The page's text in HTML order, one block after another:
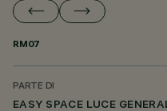
RM07
PARTE DI
EASY SPACE LUCE